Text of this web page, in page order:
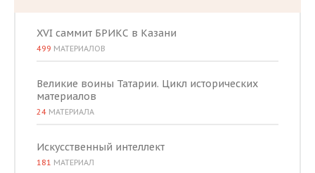
XVI саммит БРИКС в Казани
499 МАТЕРИАЛОВ
Великие воины Татарии. Цикл исторических
материалов
24 МАТЕРИАЛА
Искусственный интеллект
181 МАТЕРИАЛ